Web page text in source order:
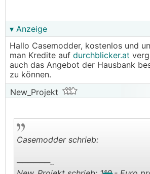
▾ Anzeige
Hallo Casemodder, kostenlos und
man Kredite auf durchblicker.at
auch das Angebot der Hausbank
zu können.
New_Projekt
Casemodder schrieb:
──────..